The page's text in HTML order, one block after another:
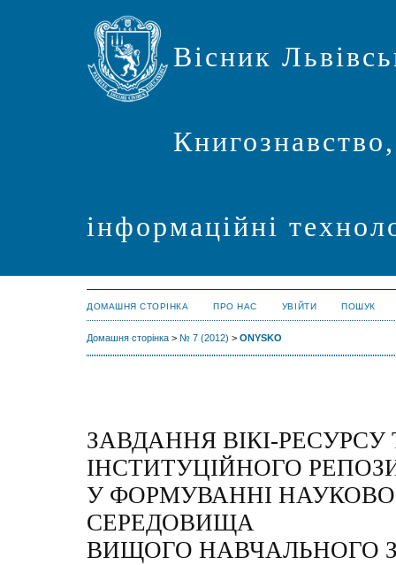
Вісник
інформаційні
ДОМАШНЯ СТОРІНКА ПРО НАС УВІЙТИ ПОШУК
Домашня сторінка > № 7 (2012) > ONYSKO
ЗАВДАННЯ ВІКІ-РЕСУРСУ
ІНСТИТУЦІЙНОГО
У ФОРМУВАННІ
СЕРЕДОВИЩА
ВИЩОГО НАВЧАЛЬНОГО